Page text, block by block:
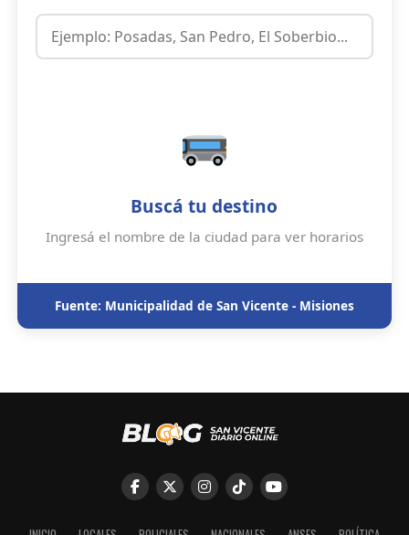
Buscá tu destino
Ingresá el nombre de la ciudad para ver horarios
Fuente: Municipalidad de San Vicente - Misiones